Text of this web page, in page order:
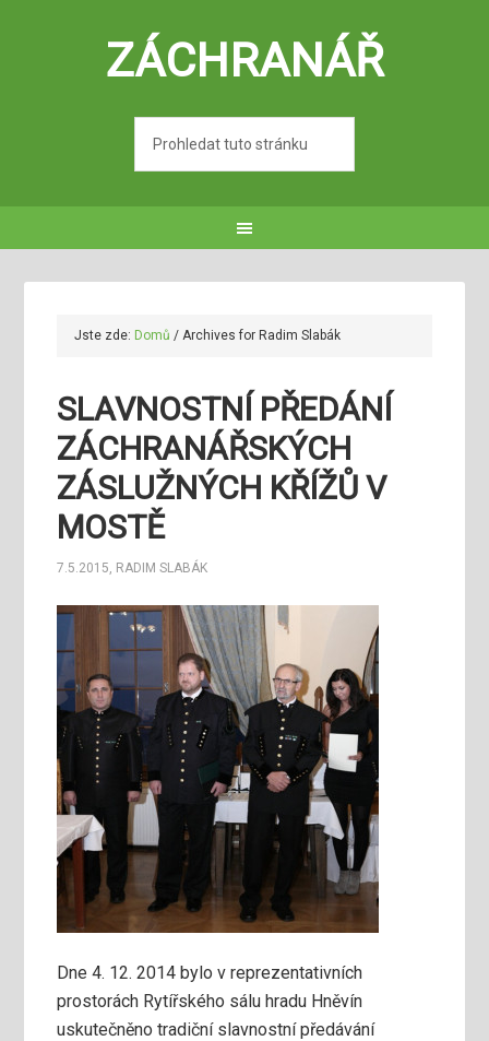
ZÁCHRANÁŘ
Jste zde: Domů / Archives for Radim Slabák
SLAVNOSTNÍ PŘEDÁNÍ
ZÁCHRANÁŘSKÝCH
ZÁSLUŽNÝCH KŘÍŽŮ V
MOSTĚ
7.5.2015, RADIM SLABÁK
Dne 4. 12. 2014 bylo v reprezentativních
prostorách Rytířského sálu hradu Hněvín
uskutečněno tradiční slavnostní předávání